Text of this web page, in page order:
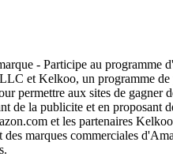
- Participe au programme
et Kelkoo, un programme
permettre aux sites de gagner
de la publicite et en proposant
et les partenaires
marques commerciales